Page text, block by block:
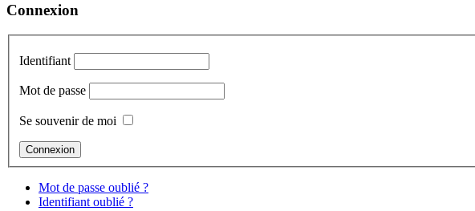
Connexion
Identifiant
Mot de passe
Se souvenir de moi
Mot de passe oublié ?
Identifiant oublié ?